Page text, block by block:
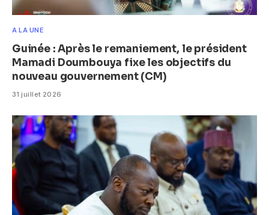
A LA UNE
Guinée : Après le remaniement, le président
Mamadi Doumbouya fixe les objectifs du
nouveau gouvernement (CM)
31 juillet 2026